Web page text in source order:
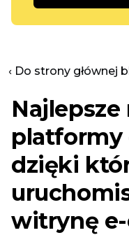
‹ Do strony głównej
platformy
dzięki
witrynę